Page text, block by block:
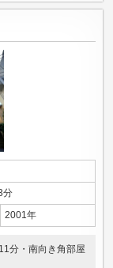
分
2001年
分・南向き角部屋